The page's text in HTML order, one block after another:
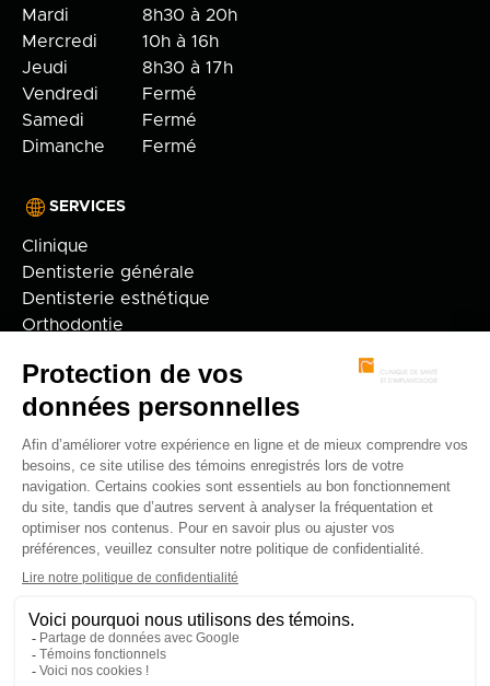
Mardi
8h30 à 20h
Mercredi
10h à 16h
Jeudi
8h30 à 17h
Vendredi
Fermé
Samedi
Fermé
Dimanche
Fermé
SERVICES
Clinique
Dentisterie générale
Dentisterie esthétique
Orthodontie
Technologie
Adulte
FAQ
Politique de confidentialité
© 2026 Clinique dentaire Alain Cyr.
Développement web par